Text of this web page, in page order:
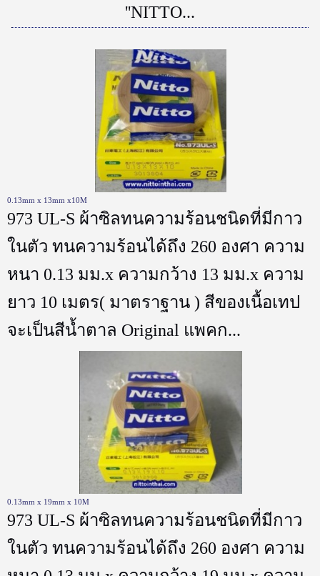
''NITTO...
0.13mm x 13mm x10M
973 UL-S ผ้าซิลทนความร้อนชนิดที่มีกาว
ในตัว ทนความร้อนได้ถึง 260 องศา ความ
หนา 0.13 มม.x ความกว้าง 13 มม.x ความ
ยาว 10 เมตร( มาตราฐาน ) สีของเนื้อเทป
จะเป็นสีน้ำตาล Original แพคก...
0.13mm x 19mm x 10M
973 UL-S ผ้าซิลทนความร้อนชนิดที่มีกาว
ในตัว ทนความร้อนได้ถึง 260 องศา ความ